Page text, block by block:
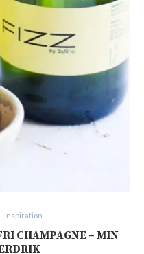
Inspiration
CHAMPAGNE – MIN